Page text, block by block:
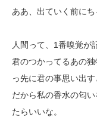
ああ、出ていく前に
人間って、1番嗅覚が
君のつかってるあの
っ先に君の事思い出す
だから私の香水の匂
たらいいな。